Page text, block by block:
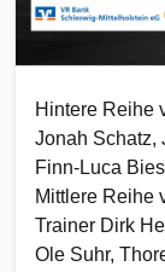
Hintere Reihe
Jonah Schatz,
Finn-Luca
Mittlere Reihe
Trainer Dirk
Ole Suhr,